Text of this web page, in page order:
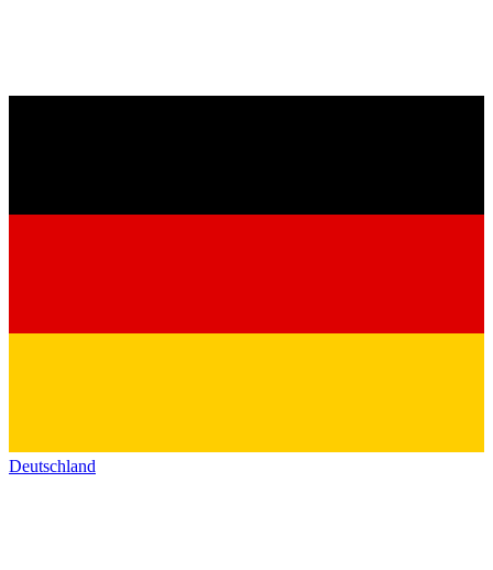
Deutschland